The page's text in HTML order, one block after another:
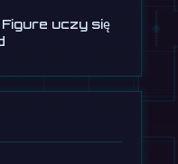
uczy się
części